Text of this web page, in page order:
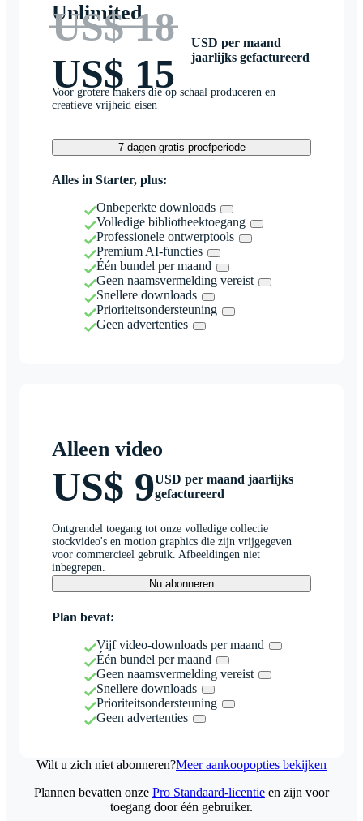
Unlimited
US$ 18
US$ 15
USD per maand
jaarlijks gefactureerd
Voor grotere makers die op schaal produceren en
creatieve vrijheid eisen
7 dagen gratis proefperiode
Alles in Starter, plus:
Onbeperkte downloads
Volledige bibliotheektoegang
Professionele ontwerptools
Premium AI-functies
Één bundel per maand
Geen naamsvermelding vereist
Snellere downloads
Prioriteitsondersteuning
Geen advertenties
Alleen video
US$ 9USD per maand jaarlijks
gefactureerd
Ontgrendel toegang tot onze volledige collectie
stockvideo's en motion graphics die zijn vrijgegeven
voor commercieel gebruik. Afbeeldingen niet
inbegrepen.
Nu abonneren
Plan bevat:
Vijf video-downloads per maand
Één bundel per maand
Geen naamsvermelding vereist
Snellere downloads
Prioriteitsondersteuning
Geen advertenties
Wilt u zich niet abonneren?Meer aankoopopties bekijken
Plannen bevatten onze Pro Standaard-licentie en zijn voor
toegang door één gebruiker.